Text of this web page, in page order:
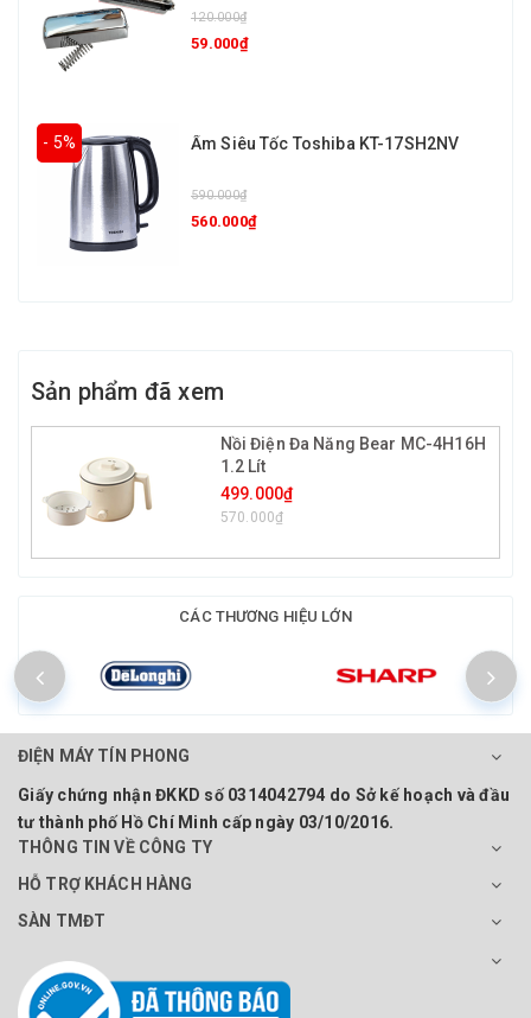
120.000₫
59.000₫
- 5% Ấm Siêu Tốc Toshiba KT-17SH2NV
590.000₫
560.000₫
Sản phẩm đã xem
Nồi Điện Đa Năng Bear MC-4H16H
1.2 Lít
499.000₫
570.000₫
CÁC THƯƠNG HIỆU LỚN
ĐIỆN MÁY TÍN PHONG
Giấy chứng nhận ĐKKD số 0314042794 do Sở kế hoạch và đầu
tư thành phố Hồ Chí Minh cấp ngày 03/10/2016.
THÔNG TIN VỀ CÔNG TY
HỖ TRỢ KHÁCH HÀNG
SÀN TMĐT